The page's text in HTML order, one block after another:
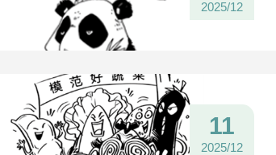
2025/12
11
2025/12